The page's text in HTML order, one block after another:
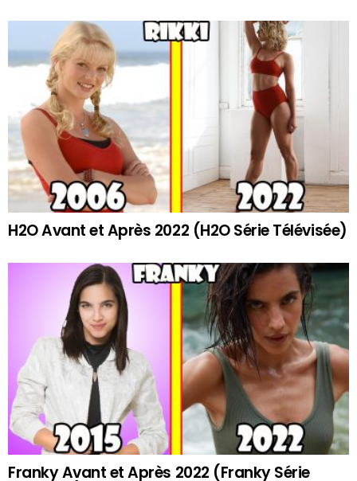
H2O Avant et Après 2022 (H2O Série Télévisée)
Franky Avant et Après 2022 (Franky Série